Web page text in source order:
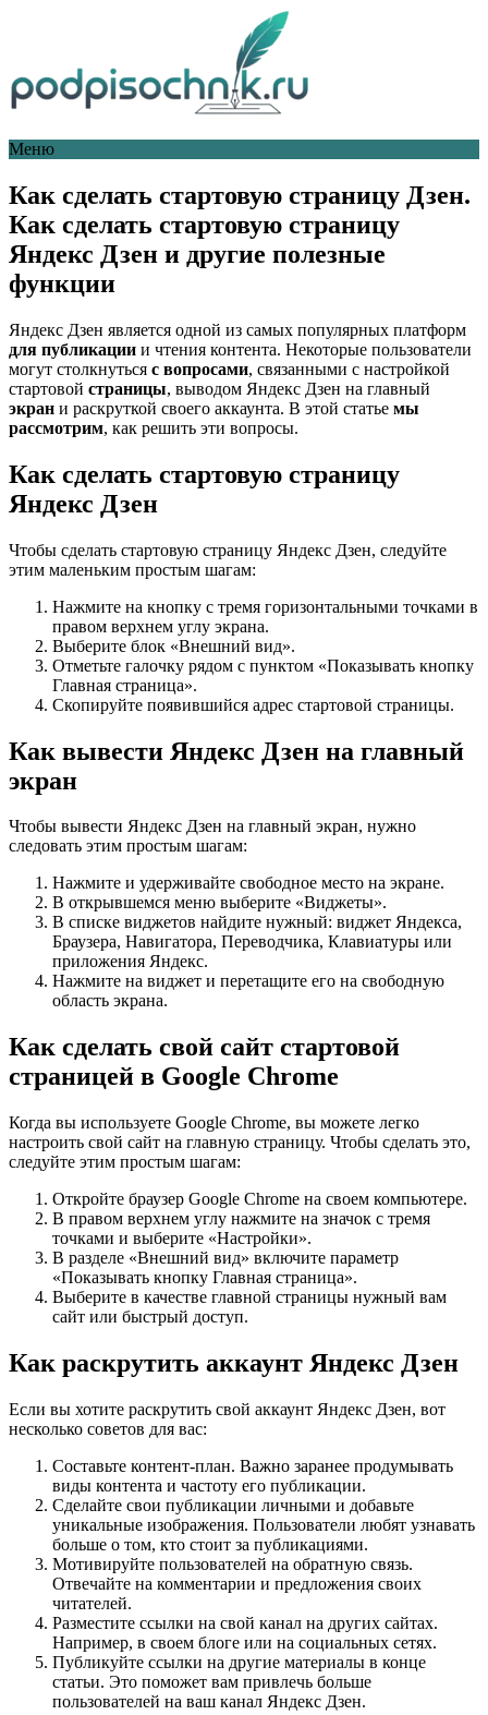
Меню
Как сделать стартовую страницу Дзен.
Как сделать стартовую страницу
Яндекс Дзен и другие полезные
функции
Яндекс Дзен является одной из самых популярных платформ
для публикации и чтения контента. Некоторые пользователи
могут столкнуться с вопросами, связанными с настройкой
стартовой страницы, выводом Яндекс Дзен на главный
экран и раскруткой своего аккаунта. В этой статье мы
рассмотрим, как решить эти вопросы.
Как сделать стартовую страницу
Яндекс Дзен
Чтобы сделать стартовую страницу Яндекс Дзен, следуйте
этим маленьким простым шагам:
Нажмите на кнопку с тремя горизонтальными точками в
правом верхнем углу экрана.
Выберите блок «Внешний вид».
Отметьте галочку рядом с пунктом «Показывать кнопку
Главная страница».
Скопируйте появившийся адрес стартовой страницы.
Как вывести Яндекс Дзен на главный
экран
Чтобы вывести Яндекс Дзен на главный экран, нужно
следовать этим простым шагам:
Нажмите и удерживайте свободное место на экране.
В открывшемся меню выберите «Виджеты».
В списке виджетов найдите нужный: виджет Яндекса,
Браузера, Навигатора, Переводчика, Клавиатуры или
приложения Яндекс.
Нажмите на виджет и перетащите его на свободную
область экрана.
Как сделать свой сайт стартовой
страницей в Google Chrome
Когда вы используете Google Chrome, вы можете легко
настроить свой сайт на главную страницу. Чтобы сделать это,
следуйте этим простым шагам:
Откройте браузер Google Chrome на своем компьютере.
В правом верхнем углу нажмите на значок с тремя
точками и выберите «Настройки».
В разделе «Внешний вид» включите параметр
«Показывать кнопку Главная страница».
Выберите в качестве главной страницы нужный вам
сайт или быстрый доступ.
Как раскрутить аккаунт Яндекс Дзен
Если вы хотите раскрутить свой аккаунт Яндекс Дзен, вот
несколько советов для вас:
Составьте контент-план. Важно заранее продумывать
виды контента и частоту его публикации.
Сделайте свои публикации личными и добавьте
уникальные изображения. Пользователи любят узнавать
больше о том, кто стоит за публикациями.
Мотивируйте пользователей на обратную связь.
Отвечайте на комментарии и предложения своих
читателей.
Разместите ссылки на свой канал на других сайтах.
Например, в своем блоге или на социальных сетях.
Публикуйте ссылки на другие материалы в конце
статьи. Это поможет вам привлечь больше
пользователей на ваш канал Яндекс Дзен.